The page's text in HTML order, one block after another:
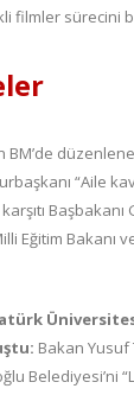
filmler sürecini
BM’de
“Aile
karşıtı
Eğitim Bakanı
Bakan Yusuf
Belediyesi’ni